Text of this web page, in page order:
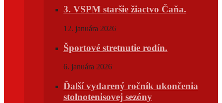
3. VSPM staršie žiactvo Čaňa.
12. januára 2026
Športové stretnutie rodín.
6. januára 2026
Ďalší vydarený ročník ukončenia
stolnotenisovej sezóny